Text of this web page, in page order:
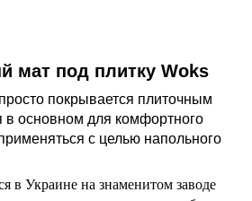
мат под плитку Woks
покрывается плиточным
в основном для комфортного
с целью напольного
в Украине на знаменитом заводе